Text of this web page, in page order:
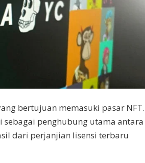
bertujuan memasuki pasar NFT.
penghubung utama antara
dari perjanjian lisensi terbaru